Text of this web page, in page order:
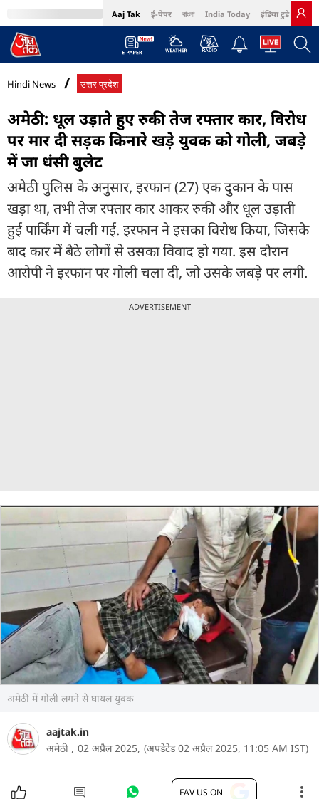
Aaj Tak ई-पेपर বাংলা India Today इंडिया टुडे हिंदी
MumbaiTak Cosmopolitan Harper's Bazaar Northeast
Hindi News उत्तर प्रदेश
अमेठी: धूल उड़ाते हुए रुकी तेज रफ्तार कार, विरोध
पर मार दी सड़क किनारे खड़े युवक को गोली, जबड़े
में जा धंसी बुलेट
अमेठी पुलिस के अनुसार, इरफान (27) एक दुकान के पास
खड़ा था, तभी तेज रफ्तार कार आकर रुकी और धूल उड़ाती
हुई पार्किंग में चली गई. इरफान ने इसका विरोध किया, जिसके
बाद कार में बैठे लोगों से उसका विवाद हो गया. इस दौरान
आरोपी ने इरफान पर गोली चला दी, जो उसके जबड़े पर लगी.
ADVERTISEMENT
अमेठी में गोली लगने से घायल युवक
aajtak.in
अमेठी , 02 अप्रैल 2025, (अपडेटेड 02 अप्रैल 2025, 11:05 AM IST)
FAV US ON